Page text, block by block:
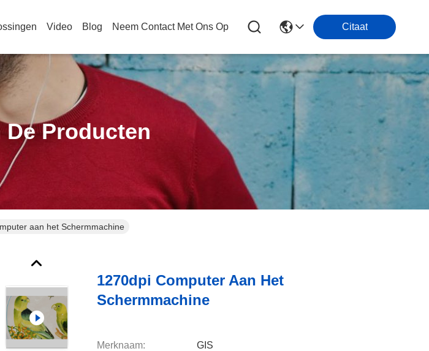
Video Blog Neem Contact Met Ons Op Citaat
De Producten
aan het Schermmachine
1270dpi Computer Aan Het
Schermmachine
Merknaam: GIS